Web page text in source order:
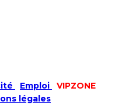
Emploi
VIPZONE
légales